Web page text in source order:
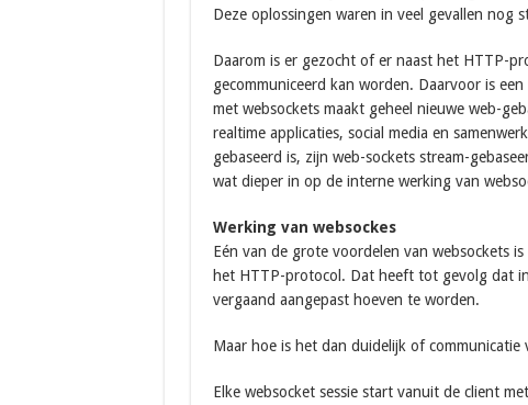
Deze oplossingen waren in veel gevallen nog
Daarom is er gezocht of er naast het HTTP-
gecommuniceerd kan worden. Daarvoor is
met websockets maakt geheel nieuwe web-
realtime applicaties, social media en
gebaseerd is, zijn web-sockets stream-
wat dieper in op de interne werking van
Werking van websockes
Eén van de grote voordelen van websockets
het HTTP-protocol. Dat heeft tot gevolg dat
vergaand aangepast hoeven te worden.
Maar hoe is het dan duidelijk of
Elke websocket sessie start vanuit de client